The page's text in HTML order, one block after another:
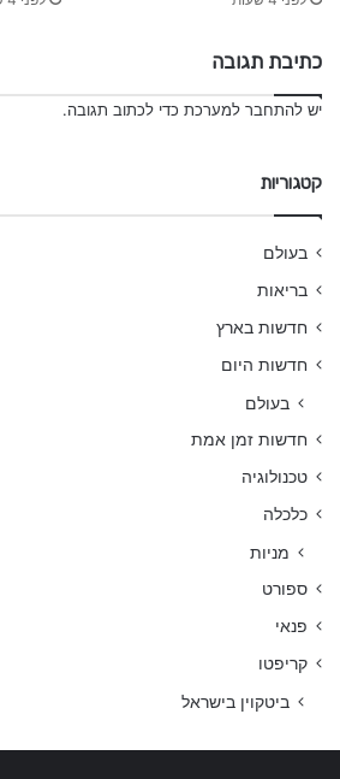
כתיבת תגובה
יש להתחבר למערכת כדי לכתוב תגובה.
קטגוריות
בעולם
בריאות
חדשות בארץ
חדשות היום
בעולם
חדשות זמן אמת
טכנולוגיה
כלכלה
מניות
ספורט
פנאי
קריפטו
ביטקוין בישראל